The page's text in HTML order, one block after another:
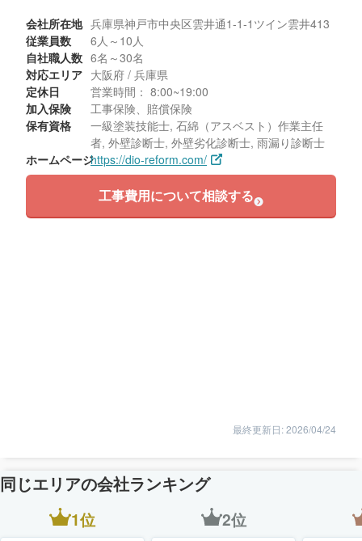
会社所在地 兵庫県神戸市中央区雲井通1-1-1ツイン雲井413
従業員数
6人～10人
自社職人数 6名～30名
対応エリア 大阪府 / 兵庫県
定休日
営業時間： 8:00~19:00
加入保険
工事保険、賠償保険
保有資格
一級塗装技能士, 石綿（アスベスト）作業主任
者, 外壁診断士, 外壁劣化診断士, 雨漏り診断士
ホームページhttps://dio-reform.com/
工事費用について相談する
最終更新日: 2026/04/24
同じエリアの会社ランキング
1位 2位